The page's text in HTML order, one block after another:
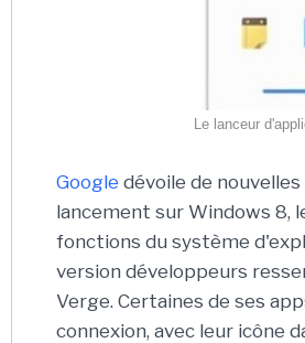
Le lanceur
Google dévoile de
lancement sur Windows 8,
fonctions du système
version développeurs
Verge. Certaines de ses
connexion, avec leur icône